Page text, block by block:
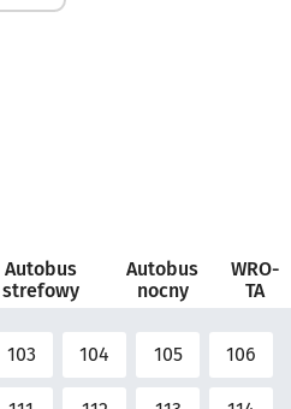
Autobus
strefowy
Autobus
nocny
WRO-
TA
linii
rozkład linii
Zobacz rozkład linii
103 Zobacz rozkład linii
104 Zobacz
105 106